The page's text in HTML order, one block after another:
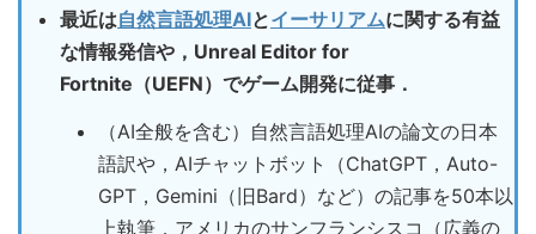
最近は自然言語処理AIとイーサリアムに関する有益
な情報発信や，Unreal Editor for
Fortnite（UEFN）でゲーム開発に従事．
（AI全般を含む）自然言語処理AIの論文の日本
語訳や，AIチャットボット（ChatGPT，Auto-
GPT，Gemini（旧Bard）など）の記事を50本以
上執筆．アメリカのサンフランシスコ（広義の